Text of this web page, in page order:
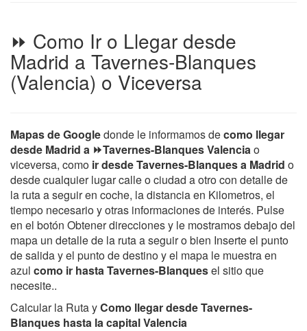
⏩ Como Ir o Llegar desde
Madrid a Tavernes-Blanques
(Valencia) o Viceversa
Mapas de Googledonde le informamos decomo llegar
desde Madrid a ⏩Tavernes-Blanques Valenciao
viceversa, como ir desde Tavernes-Blanques a Madrid o
desde cualquier lugar calle o ciudad a otro con detalle de
la ruta a seguir en coche, la distancia en Kilometros, el
tiempo necesario y otras informaciones de interés. Pulse
en el botón Obtener direcciones y le mostramos debajo del
mapa un detalle de la ruta a seguir o bien Inserte el punto
de salida y el punto de destino y el mapa le muestra en
azul como ir hasta Tavernes-Blanquesel sitio que
necesite..
Calcular la Ruta yComo llegar desde Tavernes-
Blanques hasta la capital Valencia